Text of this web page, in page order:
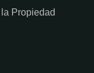
Propiedad